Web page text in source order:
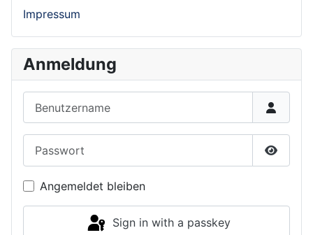
Impressum
Anmeldung
Show
Angemeldet bleiben
Sign in with a passkey